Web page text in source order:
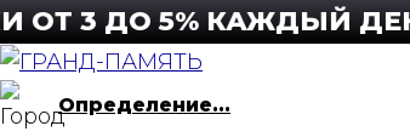
Перейти
к
содержимому
ДО 5% КАЖДЫЙ ДЕНЬ!
Определение...